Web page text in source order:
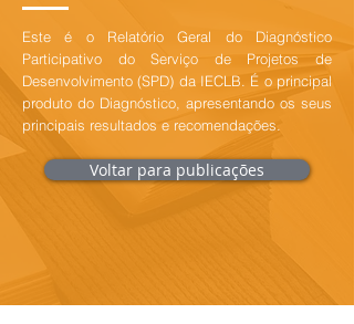
Este é o Relatório Geral do Diagnóstico
Participativo do Serviço de Projetos de
Desenvolvimento (SPD) da IECLB. É o principal
produto do Diagnóstico, apresentando os seus
principais resultados e recomendações.
Voltar para publicações